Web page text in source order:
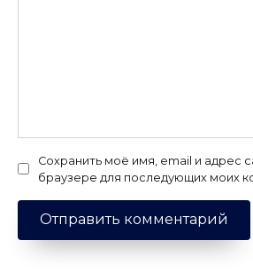
Сохранить моё имя, email и адрес
браузере для последующих моих